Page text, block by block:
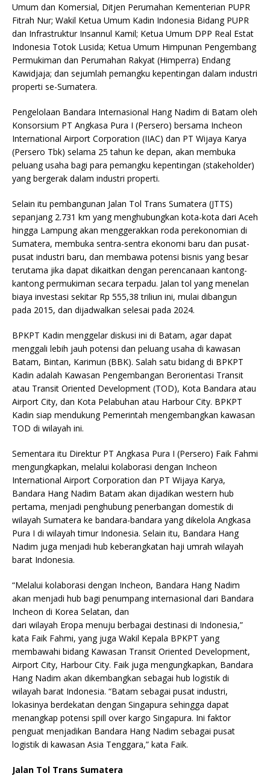
Umum dan Komersial, Ditjen Perumahan Kementerian PUPR
Fitrah Nur; Wakil Ketua Umum Kadin Indonesia Bidang PUPR
dan Infrastruktur Insannul Kamil; Ketua Umum DPP Real Estat
Indonesia Totok Lusida; Ketua Umum Himpunan Pengembang
Permukiman dan Perumahan Rakyat (Himperra) Endang
Kawidjaja; dan sejumlah pemangku kepentingan dalam industri
properti se-Sumatera.
Pengelolaan Bandara Internasional Hang Nadim di Batam oleh
Konsorsium PT Angkasa Pura I (Persero) bersama Incheon
International Airport Corporation (IIAC) dan PT Wijaya Karya
(Persero Tbk) selama 25 tahun ke depan, akan membuka
peluang usaha bagi para pemangku kepentingan (stakeholder)
yang bergerak dalam industri properti.
Selain itu pembangunan Jalan Tol Trans Sumatera (JTTS)
sepanjang 2.731 km yang menghubungkan kota-kota dari Aceh
hingga Lampung akan menggerakkan roda perekonomian di
Sumatera, membuka sentra-sentra ekonomi baru dan pusat-
pusat industri baru, dan membawa potensi bisnis yang besar
terutama jika dapat dikaitkan dengan perencanaan kantong-
kantong permukiman secara terpadu. Jalan tol yang menelan
biaya investasi sekitar Rp 555,38 triliun ini, mulai dibangun
pada 2015, dan dijadwalkan selesai pada 2024.
BPKPT Kadin menggelar diskusi ini di Batam, agar dapat
menggali lebih jauh potensi dan peluang usaha di kawasan
Batam, Bintan, Karimun (BBK). Salah satu bidang di BPKPT
Kadin adalah Kawasan Pengembangan Berorientasi Transit
atau Transit Oriented Development (TOD), Kota Bandara atau
Airport City, dan Kota Pelabuhan atau Harbour City. BPKPT
Kadin siap mendukung Pemerintah mengembangkan kawasan
TOD di wilayah ini.
Sementara itu Direktur PT Angkasa Pura I (Persero) Faik Fahmi
mengungkapkan, melalui kolaborasi dengan Incheon
International Airport Corporation dan PT Wijaya Karya,
Bandara Hang Nadim Batam akan dijadikan western hub
pertama, menjadi penghubung penerbangan domestik di
wilayah Sumatera ke bandara-bandara yang dikelola Angkasa
Pura I di wilayah timur Indonesia. Selain itu, Bandara Hang
Nadim juga menjadi hub keberangkatan haji umrah wilayah
barat Indonesia.
“Melalui kolaborasi dengan Incheon, Bandara Hang Nadim
akan menjadi hub bagi penumpang internasional dari Bandara
Incheon di Korea Selatan, dan
dari wilayah Eropa menuju berbagai destinasi di Indonesia,”
kata Faik Fahmi, yang juga Wakil Kepala BPKPT yang
membawahi bidang Kawasan Transit Oriented Development,
Airport City, Harbour City. Faik juga mengungkapkan, Bandara
Hang Nadim akan dikembangkan sebagai hub logistik di
wilayah barat Indonesia. “Batam sebagai pusat industri,
lokasinya berdekatan dengan Singapura sehingga dapat
menangkap potensi spill over kargo Singapura. Ini faktor
penguat menjadikan Bandara Hang Nadim sebagai pusat
logistik di kawasan Asia Tenggara,” kata Faik.
Jalan Tol Trans Sumatera